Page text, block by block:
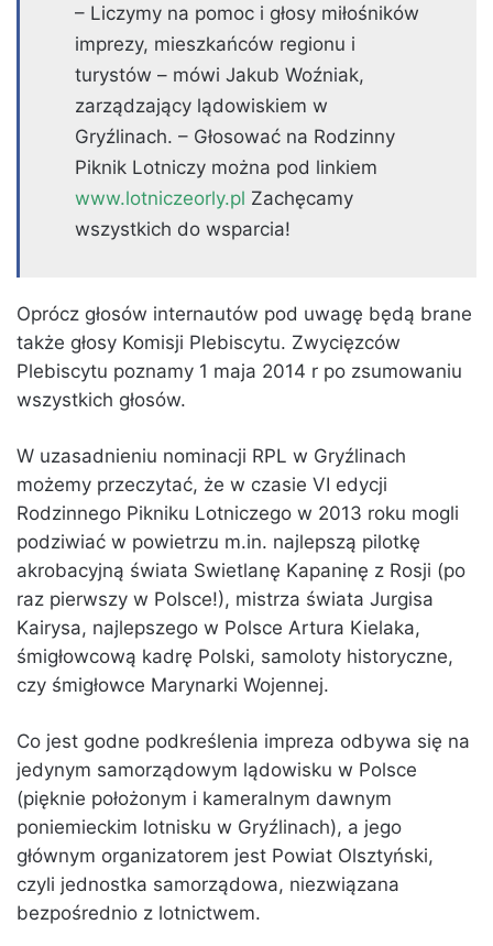
– Liczymy na pomoc i głosy miłośników
imprezy, mieszkańców regionu i
turystów – mówi Jakub Woźniak,
zarządzający lądowiskiem w
Gryźlinach. – Głosować na Rodzinny
Piknik Lotniczy można pod linkiem
www.lotniczeorly.pl Zachęcamy
wszystkich do wsparcia!
Oprócz głosów internautów pod uwagę będą brane
także głosy Komisji Plebiscytu. Zwycięzców
Plebiscytu poznamy 1 maja 2014 r po zsumowaniu
wszystkich głosów.
W uzasadnieniu nominacji RPL w Gryźlinach
możemy przeczytać, że w czasie VI edycji
Rodzinnego Pikniku Lotniczego w 2013 roku mogli
podziwiać w powietrzu m.in. najlepszą pilotkę
akrobacyjną świata Swietlanę Kapaninę z Rosji (po
raz pierwszy w Polsce!), mistrza świata Jurgisa
Kairysa, najlepszego w Polsce Artura Kielaka,
śmigłowcową kadrę Polski, samoloty historyczne,
czy śmigłowce Marynarki Wojennej.
Co jest godne podkreślenia impreza odbywa się na
jedynym samorządowym lądowisku w Polsce
(pięknie położonym i kameralnym dawnym
poniemieckim lotnisku w Gryźlinach), a jego
głównym organizatorem jest Powiat Olsztyński,
czyli jednostka samorządowa, niezwiązana
bezpośrednio z lotnictwem.